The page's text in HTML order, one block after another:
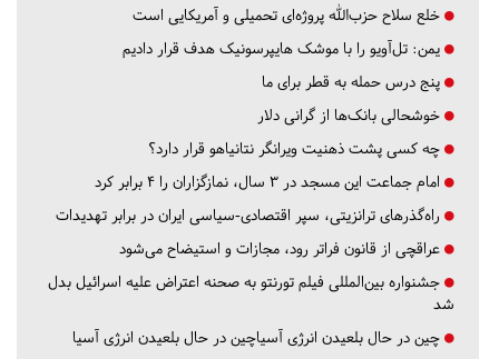
خلع سلاح حزب‌الله پروژه‌ای تحمیلی و آمریکایی است
یمن: تل‌آویو را با موشک هایپرسونیک هدف قرار دادیم
پنج درس‌ حمله به قطر برای ما
خوشحالی بانک‌ها از گرانی دلار
چه کسی پشت ذهنیت ویرانگر نتانیاهو قرار دارد؟
امام جماعت این مسجد در ۳ سال، نمازگزاران را ۴ برابر کرد
راه‌گذرهای ترانزیتی، سپر اقتصادی-سیاسی ایران در برابر تهدیدات
عراقچی از قانون فراتر رود، مجازات و استیضاح می‌شود
جشنواره بین‌المللی فیلم تورنتو به صحنه اعتراض علیه اسرائیل بدل
شد
چین در حال بلعیدن انرژی آسیاچین در حال بلعیدن انرژی آسیا